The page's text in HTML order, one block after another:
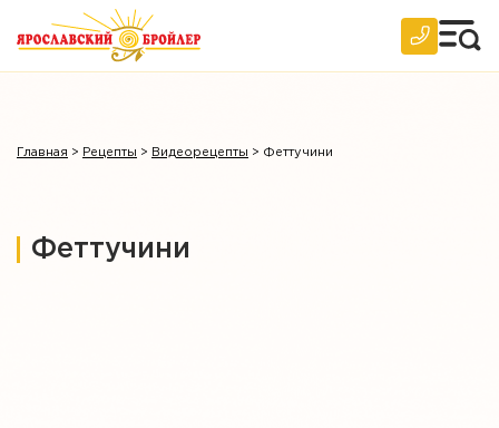
Архив
Главная > Рецепты > Видеорецепты > Феттучини
Феттучини